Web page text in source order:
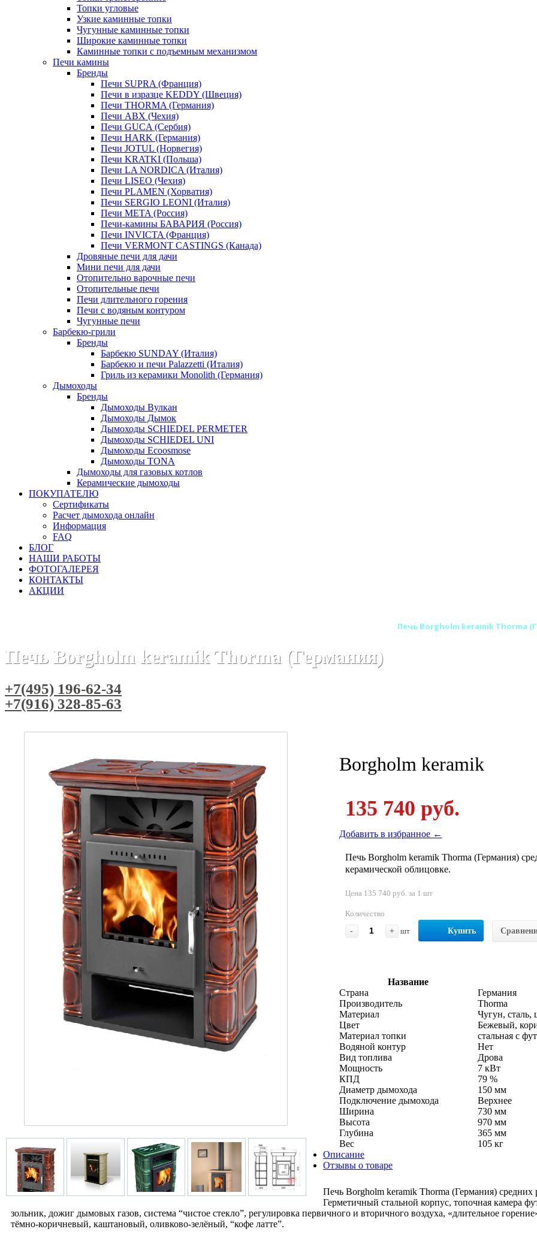
Топки угловые
Узкие каминные топки
Чугунные каминные топки
Широкие каминные топки
Каминные топки с подъемным механизмом
Печи камины
Бренды
Печи SUPRA (Франция)
Печи в изразце KEDDY (Швеция)
Печи THORMA (Германия)
Печи ABX (Чехия)
Печи GUCA (Сербия)
Печи HARK (Германия)
Печи JOTUL (Норвегия)
Печи KRATKI (Польша)
Печи LA NORDICA (Италия)
Печи LISEO (Чехия)
Печи PLAMEN (Хорватия)
Печи SERGIO LEONI (Италия)
Печи META (Россия)
Печи-камины БАВАРИЯ (Россия)
Печи INVICTA (Франция)
Печи VERMONT CASTINGS (Канада)
Дровяные печи для дачи
Мини печи для дачи
Отопительно варочные печи
Отопительные печи
Печи длительного горения
Печи с водяным контуром
Чугунные печи
Барбекю-грили
Бренды
Барбекю SUNDAY (Италия)
Барбекю и печи Palazzetti (Италия)
Гриль из керамики Monolith (Германия)
Дымоходы
Бренды
Дымоходы Вулкан
Дымоходы Дымок
Дымоходы SCHIEDEL PERMETER
Дымоходы SCHIEDEL UNI
Дымоходы Ecoosmose
Дымоходы TONA
Дымоходы для газовых котлов
Керамические дымоходы
ПОКУПАТЕЛЮ
Сертификаты
Расчет дымохода онлайн
Информация
FAQ
БЛОГ
НАШИ РАБОТЫ
ФОТОГАЛЕРЕЯ
КОНТАКТЫ
АКЦИИ
Печь Borgholm keramik Thorma
Печь Borgholm keramik Thorma (Германия)
+7(495) 196-62-34
+7(916) 328-85-63
Borgholm keramik
135 740 руб.
Добавить в избранное ←
Печь Borgholm keramik Thorma (Германия)
керамической облицовке.
Цена 135 740 руб. за 1 шт
Количество
-
+ шт Купить
Название
Страна
Германия
Производитель
Thorma
Материал
Чугун, сталь,
Цвет
Бежевый,
Материал топки
стальная с
Водяной контур
Нет
Вид топлива
Дрова
Мощность
7 кВт
КПД
79 %
Диаметр дымохода
150 мм
Подключение дымохода
Верхнее
Ширина
730 мм
Высота
970 мм
Глубина
365 мм
Вес
105 кг
Описание
Отзывы о товаре
Печь Borgholm keramik Thorma (Германия)
Герметичный стальной корпус, топочная камера
зольник, дожиг дымовых газов, система “чистое стекло”, регулировка первичного и вторичного воздуха, «длительное
тёмно-коричневый, каштановый, оливково-зелёный, “кофе латте”.